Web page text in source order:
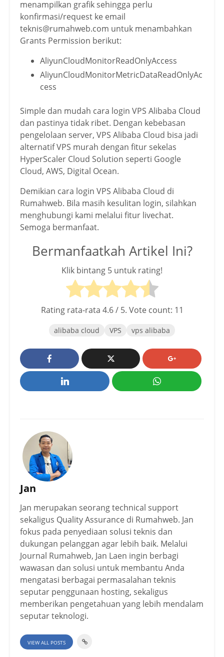
menampilkan grafik sehingga perlu
konfirmasi/request ke email
teknis@rumahweb.com untuk menambahkan
Grants Permission berikut:
AliyunCloudMonitorReadOnlyAccess
AliyunCloudMonitorMetricDataReadOnlyAc
cess
Simple dan mudah cara login VPS Alibaba Cloud
dan pastinya tidak ribet. Dengan kebebasan
pengelolaan server, VPS Alibaba Cloud bisa jadi
alternatif VPS murah dengan fitur sekelas
HyperScaler Cloud Solution seperti Google
Cloud, AWS, Digital Ocean.
Demikian cara login VPS Alibaba Cloud di
Rumahweb. Bila masih kesulitan login, silahkan
menghubungi kami melalui fitur livechat.
Semoga bermanfaat.
Bermanfaatkah Artikel Ini?
Klik bintang 5 untuk rating!
Rating rata-rata 4.6/ 5. Vote count: 11
alibaba cloud VPS vps alibaba
Jan
Jan merupakan seorang technical support
sekaligus Quality Assurance di Rumahweb. Jan
fokus pada penyediaan solusi teknis dan
dukungan pelanggan agar lebih baik. Melalui
Journal Rumahweb, Jan Laen ingin berbagi
wawasan dan solusi untuk membantu Anda
mengatasi berbagai permasalahan teknis
seputar penggunaan hosting, sekaligus
memberikan pengetahuan yang lebih mendalam
seputar teknologi.
VIEW ALL POSTS